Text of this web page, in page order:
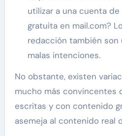
utilizar a una cuenta
gratuita en mail.com?
redacción también son
malas intenciones.
No obstante, existen
mucho más convincentes
escritas y con contenido
asemeja al contenido real